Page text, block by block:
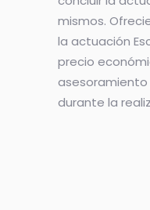
mismos.
la actuación
precio
durante la